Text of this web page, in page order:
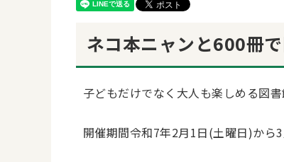
ネコ本ニャンと600冊
子どもだけでなく大人も楽しめる図書
開催期間令和7年2月1日(土曜日)から